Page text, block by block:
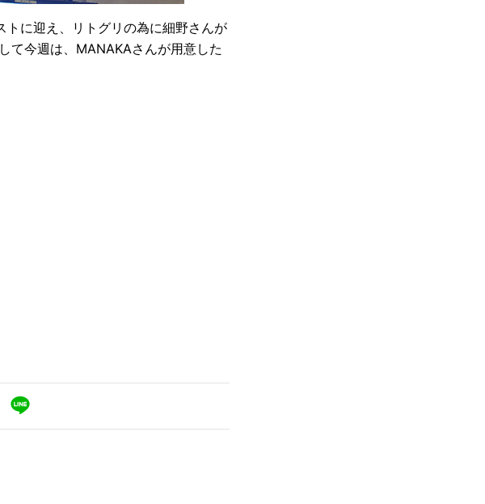
に迎え、リトグリの為に細野さんが
て今週は、MANAKAさんが用意した